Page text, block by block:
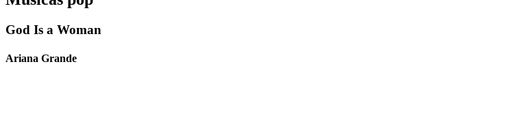
God Is a Woman
Ariana Grande